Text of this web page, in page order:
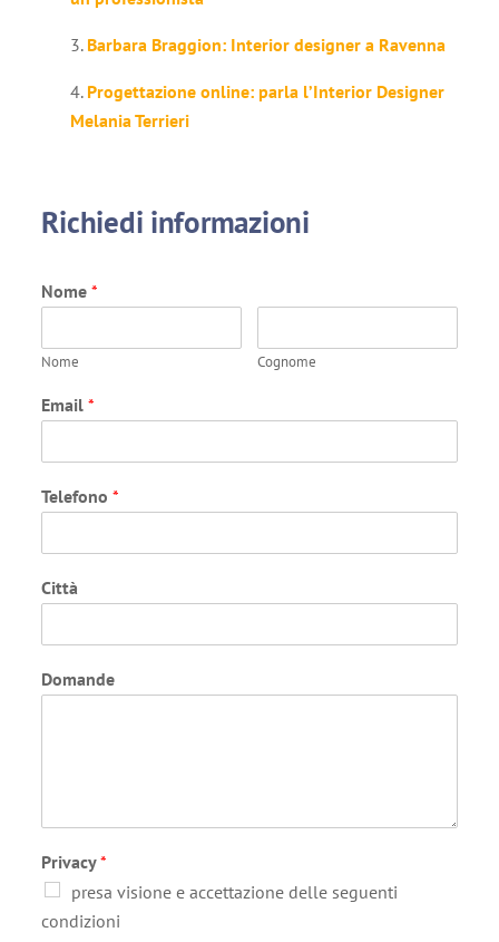
Barbara Braggion: Interior designer a Ravenna
Progettazione online: parla l’Interior Designer
Melania Terrieri
Richiedi informazioni
Nome*
Nome Cognome
Email*
Telefono*
Città
Domande
Privacy*
presa visione e accettazione delle seguenti
condizioni